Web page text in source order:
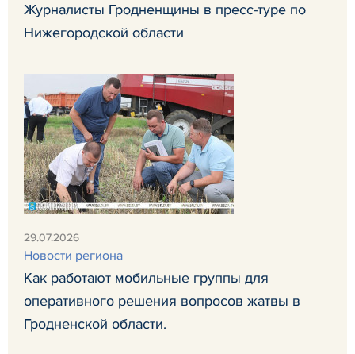
Журналисты Гродненщины в пресс-туре по
Нижегородской области
29.07.2026
Новости региона
Как работают мобильные группы для
оперативного решения вопросов жатвы в
Гродненской области.